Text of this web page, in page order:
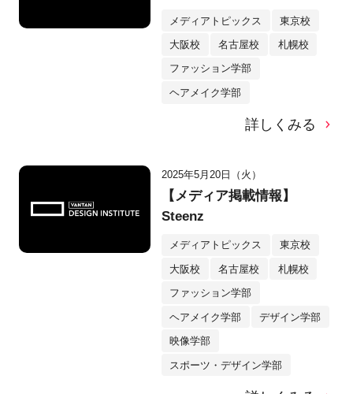
メディアトピックス 東京校
大阪校 名古屋校 札幌校
ファッション学部
ヘアメイク学部
詳しくみる
2025年5月20日（火）
【メディア掲載情報】
Steenz
メディアトピックス 東京校
大阪校 名古屋校 札幌校
ファッション学部
ヘアメイク学部 デザイン学部
映像学部
スポーツ・デザイン学部